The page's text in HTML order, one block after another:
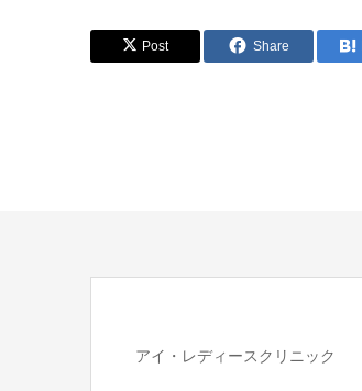
Post Share
アイ・レディースクリニック